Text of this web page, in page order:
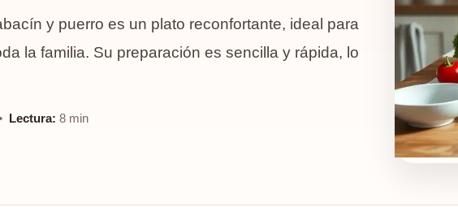
y puerro es un plato reconfortante, ideal para
la familia. Su preparación es sencilla y rápida, lo
Lectura: 8 min